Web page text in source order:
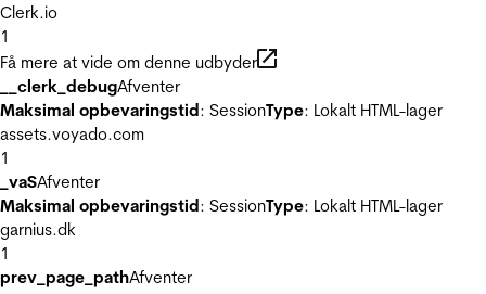
Clerk.io
1
Få mere at vide om denne udbyder
__clerk_debugAfventer
Maksimal opbevaringstid: SessionType: Lokalt HTML-lager
assets.voyado.com
1
_vaSAfventer
Maksimal opbevaringstid: SessionType: Lokalt HTML-lager
garnius.dk
1
prev_page_pathAfventer